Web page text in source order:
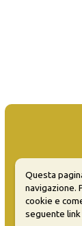
Opendata
Privacy
Sitemap
Questa
navigazione.
cookie e
seguente